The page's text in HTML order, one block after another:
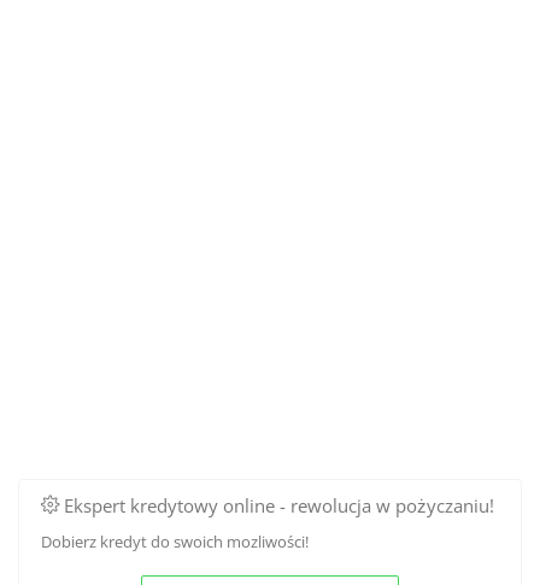
Ekspert kredytowy online - rewolucja w pożyczaniu!
Dobierz kredyt do swoich mozliwości!